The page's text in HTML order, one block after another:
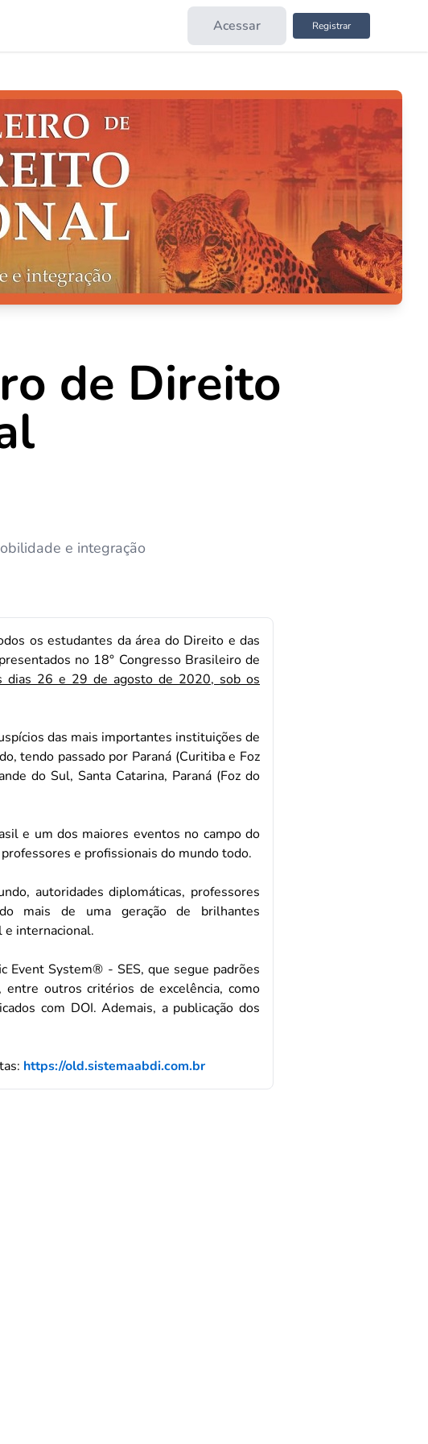
Acessar Registrar
de Direito
e integração
os estudantes da área do Direito e das
no 18° Congresso Brasileiro de
dias 26 e 29 de agosto de 2020, sob os
das mais importantes instituições de
tendo passado por Paraná (Curitiba e Foz
do Sul, Santa Catarina, Paraná (Foz do
e um dos maiores eventos no campo do
e profissionais do mundo todo.
autoridades diplomáticas, professores
mais de uma geração de brilhantes
e internacional.
Event System® - SES, que segue padrões
outros critérios de excelência, como
com DOI. Ademais, a publicação dos
https://old.sistemaabdi.com.br